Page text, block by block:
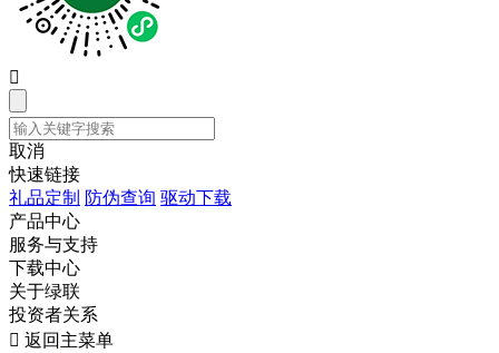

取消
快速链接
礼品定制 防伪查询 驱动下载
产品中心
服务与支持
下载中心
关于绿联
投资者关系
 返回主菜单